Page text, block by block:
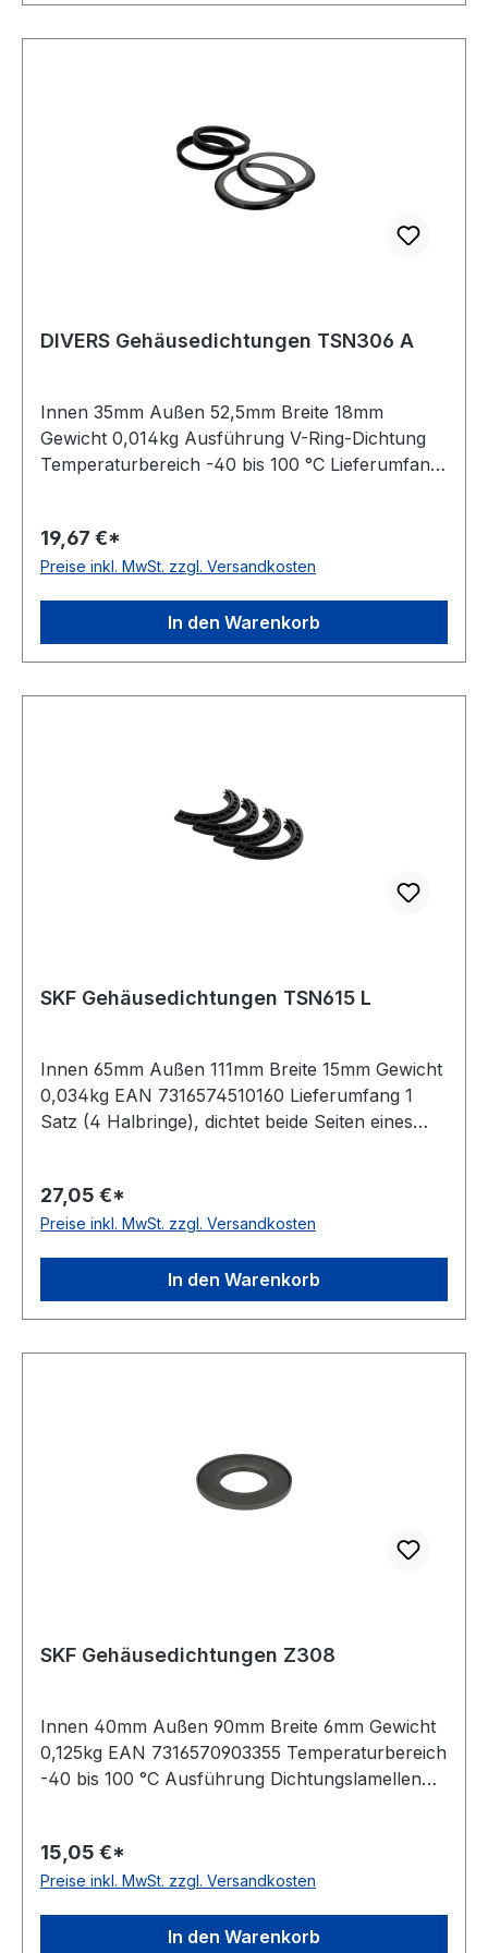
DIVERS Gehäusedichtungen TSN306 A
Innen 35mm Außen 52,5mm Breite 18mm
Gewicht 0,014kg Ausführung V-Ring-Dichtung
Temperaturbereich -40 bis 100 °C Lieferumfang
19,67 €*
Preise inkl. MwSt. zzgl. Versandkosten
In den Warenkorb
SKF Gehäusedichtungen TSN615 L
Innen 65mm Außen 111mm Breite 15mm Gewicht
0,034kg EAN 7316574510160 Lieferumfang 1
Satz (4 Halbringe), dichtet beide Seiten eines
27,05 €*
Preise inkl. MwSt. zzgl. Versandkosten
In den Warenkorb
SKF Gehäusedichtungen Z308
Innen 40mm Außen 90mm Breite 6mm Gewicht
0,125kg EAN 7316570903355 Temperaturbereich
-40 bis 100 °C Ausführung Dichtungslamellen
15,05 €*
Preise inkl. MwSt. zzgl. Versandkosten
In den Warenkorb